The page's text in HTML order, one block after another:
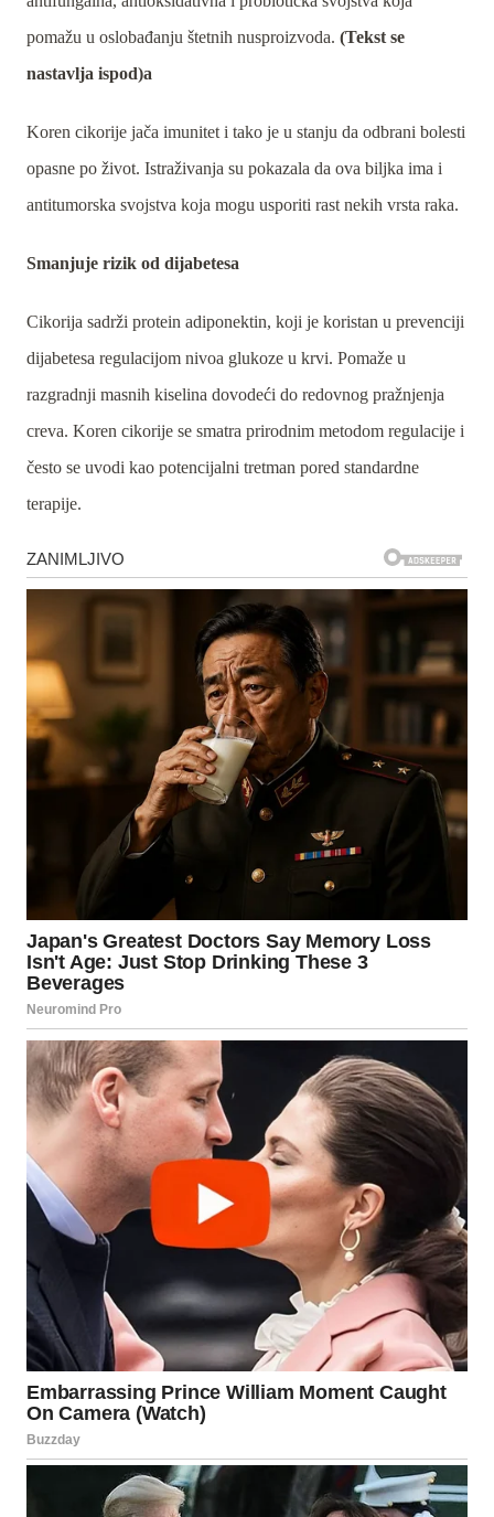
pomažu u oslobađanju štetnih nusproizvoda. (Tekst se
nastavlja ispod)a
Koren cikorije jača imunitet i tako je u stanju da odbrani bolesti
opasne po život. Istraživanja su pokazala da ova biljka ima i
antitumorska svojstva koja mogu usporiti rast nekih vrsta raka.
Smanjuje rizik od dijabetesa
Cikorija sadrži protein adiponektin, koji je koristan u prevenciji
dijabetesa regulacijom nivoa glukoze u krvi. Pomaže u
razgradnji masnih kiselina dovodeći do redovnog pražnjenja
creva. Koren cikorije se smatra prirodnim metodom regulacije i
često se uvodi kao potencijalni tretman pored standardne
terapije.